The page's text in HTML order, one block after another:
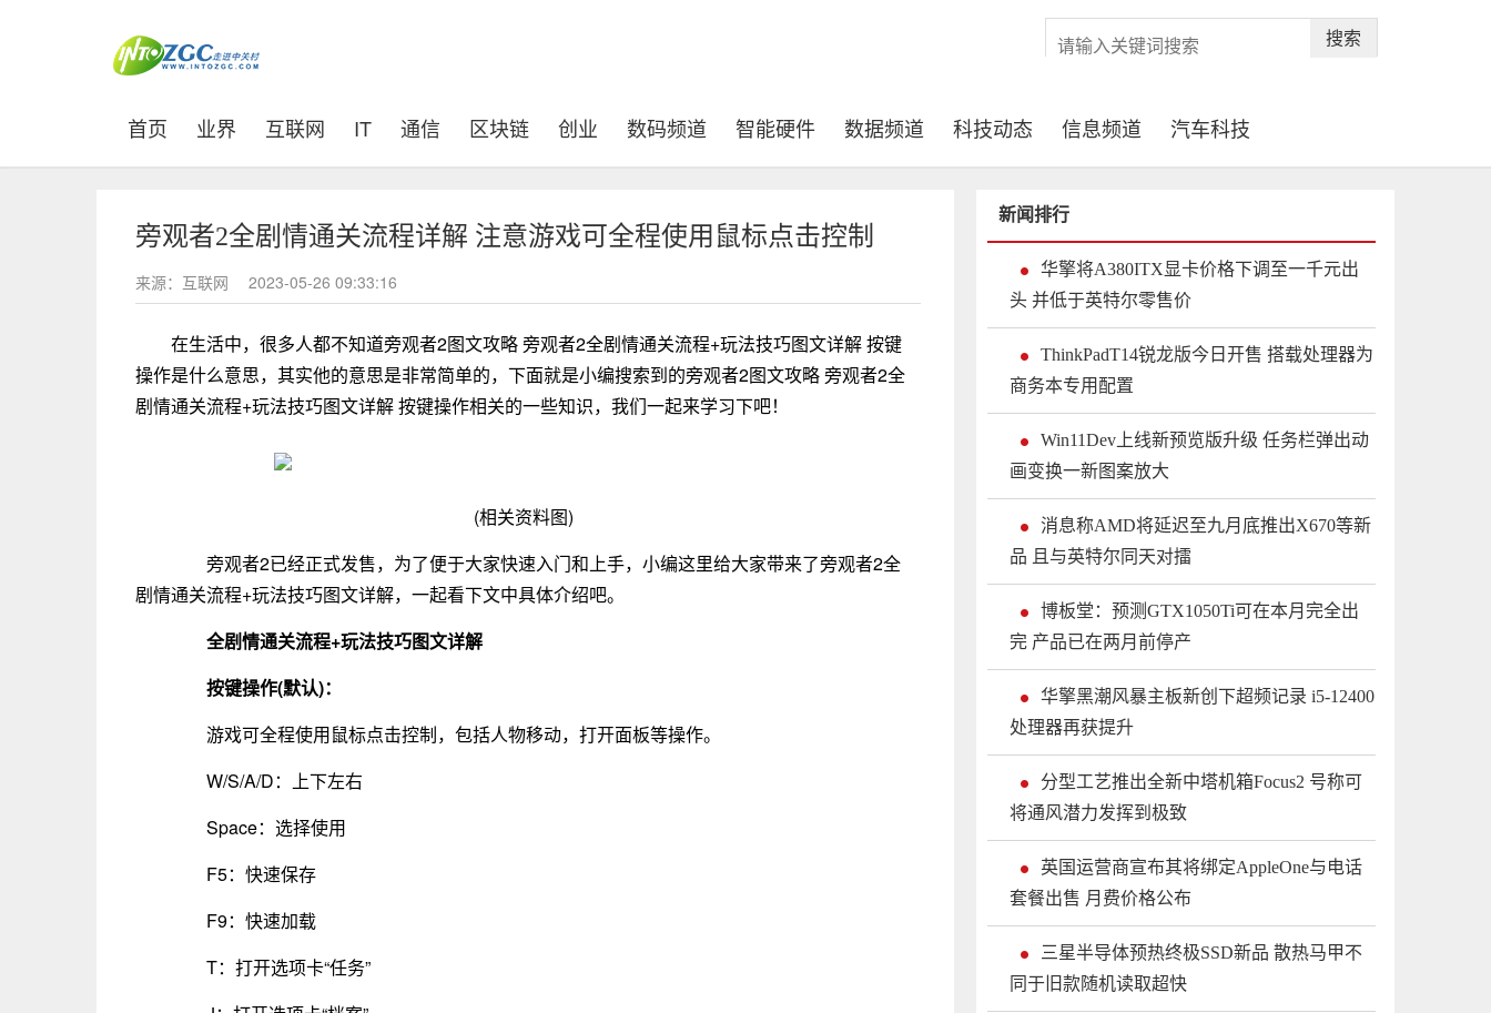
搜索
首页 (current)
业界 互联网 IT 通信 区块链 创业 数码频道 智能硬件 数据频道 科技动态 信息频道 汽车科技
旁观者2全剧情通关流程详解 注意游戏可全程使用鼠标点击控制
来源：互联网 2023-05-26 09:33:16
在生活中，很多人都不知道旁观者2图文攻略 旁观者2全剧情通关流程+玩法技巧图文详解 按键
操作是什么意思，其实他的意思是非常简单的，下面就是小编搜索到的旁观者2图文攻略 旁观者2全
剧情通关流程+玩法技巧图文详解 按键操作相关的一些知识，我们一起来学习下吧！
(相关资料图)
旁观者2已经正式发售，为了便于大家快速入门和上手，小编这里给大家带来了旁观者2全
剧情通关流程+玩法技巧图文详解，一起看下文中具体介绍吧。
全剧情通关流程+玩法技巧图文详解
按键操作(默认)：
游戏可全程使用鼠标点击控制，包括人物移动，打开面板等操作。
W/S/A/D：上下左右
Space：选择使用
F5：快速保存
F9：快速加载
T：打开选项卡“任务”
新闻排行
华擎将A380ITX显卡价格下调至一千元出
头 并低于英特尔零售价
ThinkPadT14锐龙版今日开售 搭载处理器为
商务本专用配置
Win11Dev上线新预览版升级 任务栏弹出动
画变换一新图案放大
消息称AMD将延迟至九月底推出X670等新
品 且与英特尔同天对擂
博板堂：预测GTX1050Ti可在本月完全出
完 产品已在两月前停产
华擎黑潮风暴主板新创下超频记录 i5-12400
处理器再获提升
分型工艺推出全新中塔机箱Focus2 号称可
将通风潜力发挥到极致
英国运营商宣布其将绑定AppleOne与电话
套餐出售 月费价格公布
三星半导体预热终极SSD新品 散热马甲不
同于旧款随机读取超快